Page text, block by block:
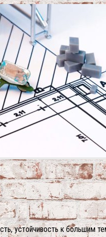
устойчивость к большим